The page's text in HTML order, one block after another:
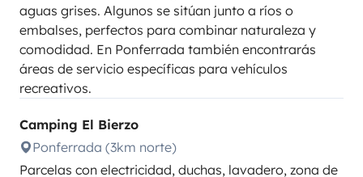
aguas grises. Algunos se sitúan junto a ríos o
embalses, perfectos para combinar naturaleza y
comodidad. En Ponferrada también encontrarás
áreas de servicio específicas para vehículos
recreativos.
Camping El Bierzo
Ponferrada (3km norte)
Parcelas con electricidad, duchas, lavadero, zona de